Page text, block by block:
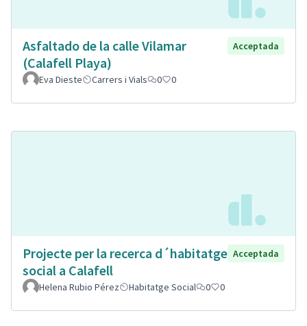
Asfaltado de la calle Vilamar
(Calafell Playa)
Acceptada
Eva Dieste Carrers i Vials 0 0
Projecte per la recerca d´habitatge
social a Calafell
Acceptada
Helena Rubio Pérez Habitatge Social 0 0